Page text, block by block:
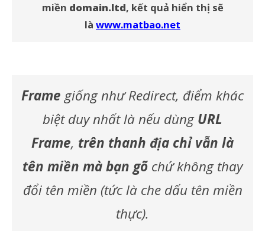
miền domain.ltd, kết quả hiển thị sẽ
là www.matbao.net
Frame giống như Redirect, điểm khác
biệt duy nhất là nếu dùngURL
Frame, trên thanh địa chỉ vẫn là
tên miền mà bạn gõ chứ không thay
đổi tên miền (tức là che dấu tên miền
thực).